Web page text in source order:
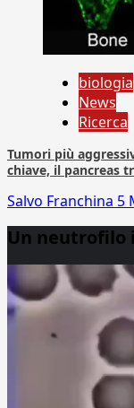
biologia
News
Ricerca
Tumori più
chiave, il pancreas
Salvo Franchina 5
Un neutrofilo
Player